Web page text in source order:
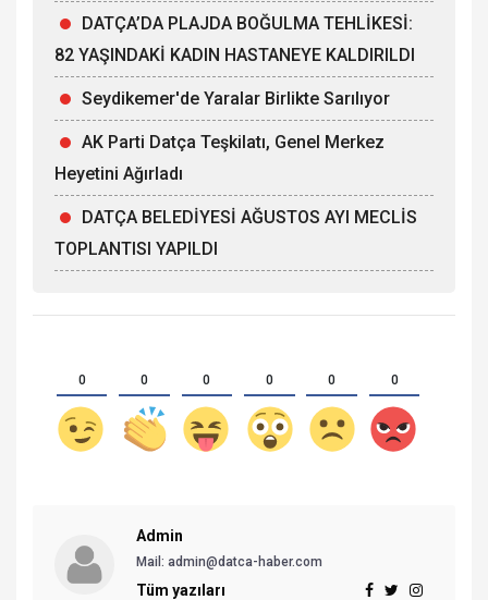
DATÇA’DA PLAJDA BOĞULMA TEHLİKESİ:
82 YAŞINDAKİ KADIN HASTANEYE KALDIRILDI
Seydikemer'de Yaralar Birlikte Sarılıyor
AK Parti Datça Teşkilatı, Genel Merkez
Heyetini Ağırladı
DATÇA BELEDİYESİ AĞUSTOS AYI MECLİS
TOPLANTISI YAPILDI
0 0 0 0 0 0
Admin
Mail: admin@datca-haber.com
Tüm yazıları